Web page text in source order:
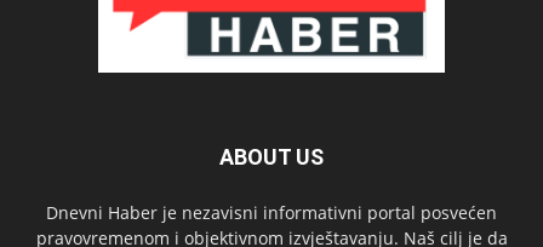
ABOUT US
Dnevni Haber je nezavisni informativni portal posvećen
pravovremenom i objektivnom izvještavanju. Naš cilj je da